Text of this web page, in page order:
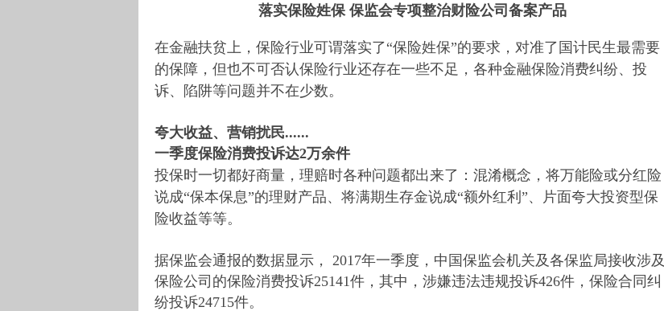
落实保险姓保 保监会专项整治财险公司备案产品
在金融扶贫上，保险行业可谓落实了“保险姓保”的要求，对准了国计民生最需要
的保障，但也不可否认保险行业还存在一些不足，各种金融保险消费纠纷、投
诉、陷阱等问题并不在少数。
夸大收益、营销扰民......
一季度保险消费投诉达2万余件
投保时一切都好商量，理赔时各种问题都出来了：混淆概念，将万能险或分红险
说成“保本保息”的理财产品、将满期生存金说成“额外红利”、片面夸大投资型保
险收益等等。
据保监会通报的数据显示， 2017年一季度，中国保监会机关及各保监局接收涉及
保险公司的保险消费投诉25141件，其中，涉嫌违法违规投诉426件，保险合同纠
纷投诉24715件。